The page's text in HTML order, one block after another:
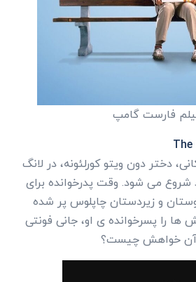
فارست گامپ
دختر دون ویتو کورلئونه، در لانگ
شروع می شود. وقت پدرخوانده برای
و زیردستان چاپلوس پر شده
را پسرخوانده ی او، جانی فونتی
آن خواهش چیست؟